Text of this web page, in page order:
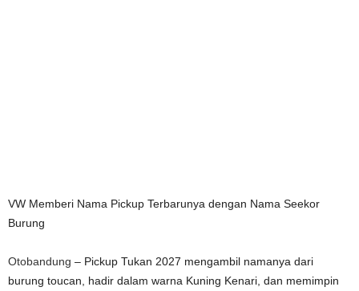
VW Memberi Nama Pickup Terbarunya dengan Nama Seekor
Burung
Otobandung – Pickup Tukan 2027 mengambil namanya dari
burung toucan, hadir dalam warna Kuning Kenari, dan memimpin